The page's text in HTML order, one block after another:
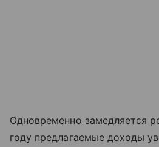
Одновременно замедляется
году предлагаемые доходы